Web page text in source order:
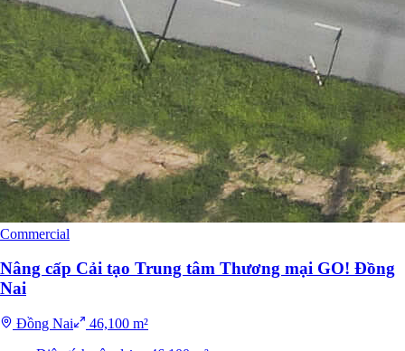
Commercial
Nâng cấp Cải tạo Trung tâm Thương mại GO! Đồng
Nai
Đồng Nai
46,100 m²